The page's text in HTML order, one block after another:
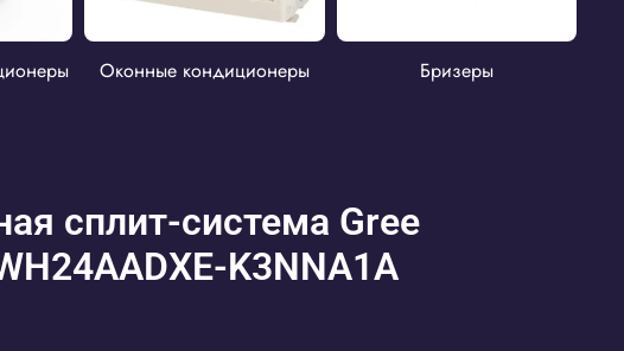
Оконные кондиционеры Бризеры
сплит-система Gree
K3NNA1A